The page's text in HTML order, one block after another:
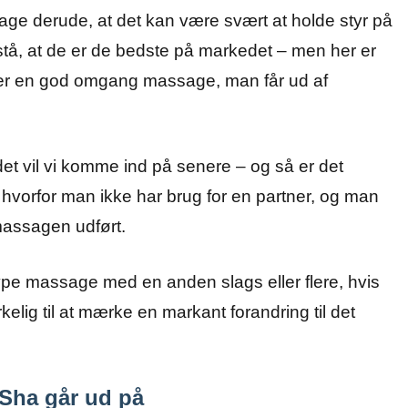
derude, at det kan være svært at holde styr på
at de er de bedste på markedet – men her er
en god omgang massage, man får ud af
vil vi komme ind på senere – og så er det
man ikke har brug for en partner, og man
udført.
massage med en anden slags eller flere, hvis
til at mærke en markant forandring til det
går ud på